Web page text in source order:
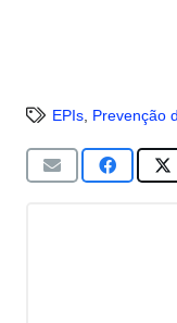
EPIs, Prevenção